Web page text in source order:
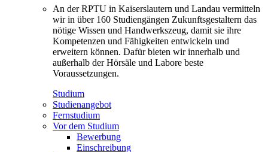
An der RPTU in Kaiserslautern und Landau vermitteln
wir in über 160 Studiengängen Zukunftsgestaltern das
nötige Wissen und Handwerkszeug, damit sie ihre
Kompetenzen und Fähigkeiten entwickeln und
erweitern können. Dafür bieten wir innerhalb und
außerhalb der Hörsäle und Labore beste
Voraussetzungen.
Studium
Studienangebot
Fernstudium
Vor dem Studium
Bewerbung
Einschreibung